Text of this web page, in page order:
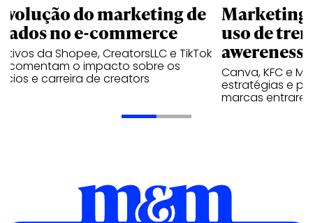
do marketing de
no e-commerce
da Shopee, CreatorsLLC e TikTok
comentam o impacto sobre os
e carreira de creators
Marketing
uso de
awereness
Canva, KFC e
estratégias e
marcas